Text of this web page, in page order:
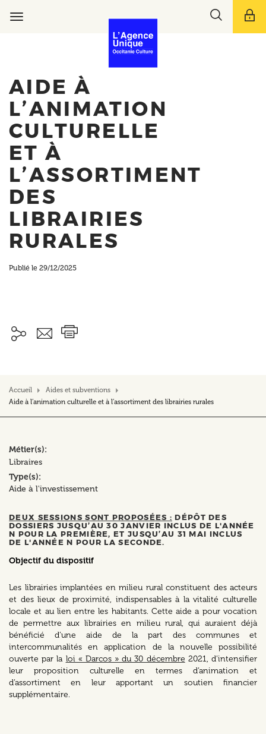
Toggle
AIDE À
L’ANIMATION
CULTURELLE
ET À
L’ASSORTIMENT
DES
LIBRAIRIES
RURALES
Publié le 29/12/2025
Accueil
Aides et subventions
Aide à l’animation culturelle et à l’assortiment des librairies rurales
Métier(s)
Libraires
Type(s)
Aide à l'investissement
DEUX SESSIONS SONT PROPOSÉES : DÉPÔT DES
DOSSIERS JUSQU’AU 30 JANVIER INCLUS DE L'ANNÉE
N POUR LA PREMIÈRE, ET JUSQU’AU 31 MAI INCLUS
DE L'ANNÉE N POUR LA SECONDE.
Objectif du dispositif
Les librairies implantées en milieu rural constituent des acteurs
et des lieux de proximité, indispensables à la vitalité culturelle
locale et au lien entre les habitants. Cette aide a pour vocation
de permettre aux librairies en milieu rural, qui auraient déjà
bénéficié d’une aide de la part des communes et
intercommunalités en application de la nouvelle possibilité
ouverte par la loi « Darcos » du 30 décembre 2021, d’intensifier
leur proposition culturelle en termes d’animation et
d’assortiment en leur apportant un soutien financier
supplémentaire.